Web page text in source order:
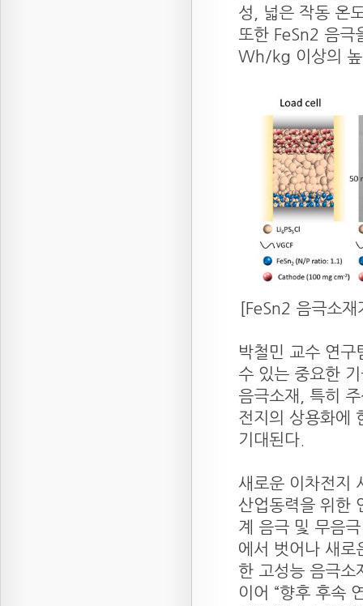
성, 넓은 작동 온
또한 FeSn2 음극
Wh/kg 이상의 높
[FeSn2 음극소
박철민 교수 연구
수 있는 중요한
음극소재, 특히
전지의 상용화에
기대된다.
새로운 이차전지
산업동력을 위한
계 음극 및 무음
에서 벗어나 새로
한 고성능 음극소
이어 “향후 후속